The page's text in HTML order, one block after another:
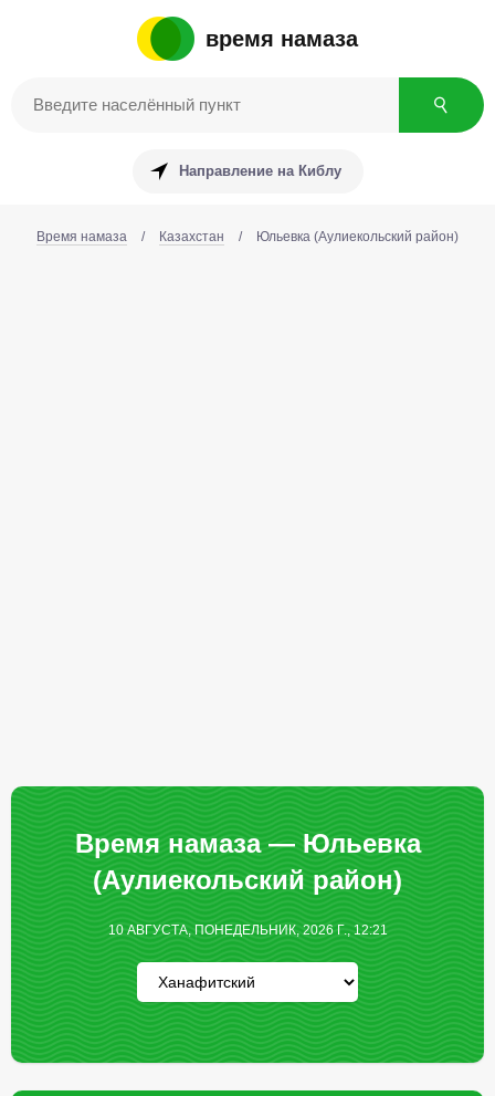
время намаза
Направление на Киблу
Время намаза / Казахстан / Юльевка (Аулиекольский район)
Время намаза — Юльевка
(Аулиекольский район)
10 АВГУСТА, ПОНЕДЕЛЬНИК, 2026 Г., 12:21